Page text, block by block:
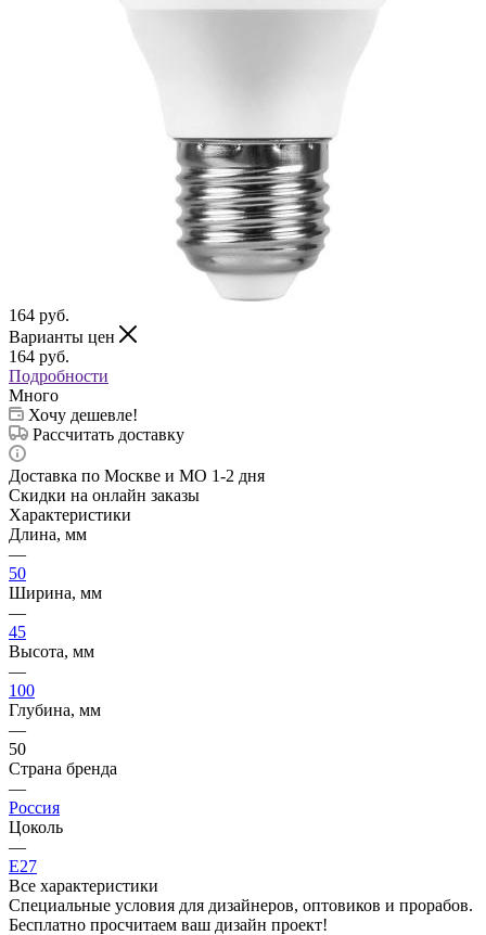
164 руб.
Варианты цен
164 руб.
Подробности
Много
Хочу дешевле!
Рассчитать доставку
Доставка по Москве и МО 1-2 дня
Скидки на онлайн заказы
Характеристики
Длина, мм
—
50
Ширина, мм
—
45
Высота, мм
—
100
Глубина, мм
—
50
Страна бренда
—
Россия
Цоколь
—
E27
Все характеристики
Специальные условия для дизайнеров, оптовиков и прорабов.
Бесплатно просчитаем ваш дизайн проект!